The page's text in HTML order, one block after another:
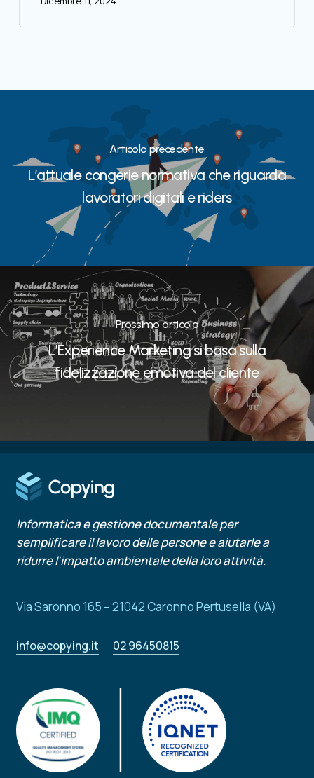
Articolo precedente
L’attuale congerie normativa che riguarda
lavoratori digitali e riders
Prossimo articolo
L’Experience Marketing si basa sulla
fidelizzazione emotiva del cliente
Informatica e gestione documentale per
semplificare il lavoro delle persone e aiutarle a
ridurre l’impatto ambientale della loro attività.
Via Saronno 165 – 21042 Caronno Pertusella (VA)
info@copying.it 02 96450815